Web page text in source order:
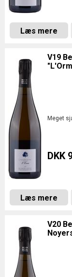
Læs mere
V19
Meget
DKK
Læs mere
V20